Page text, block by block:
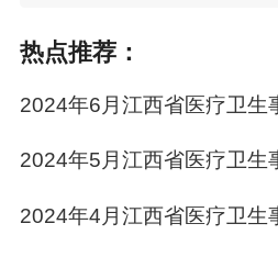
龙
龙南市第一人民医
【友情提示】
1、部分地区可能由当地主
留意当地主管部门通知，不
热点推荐：